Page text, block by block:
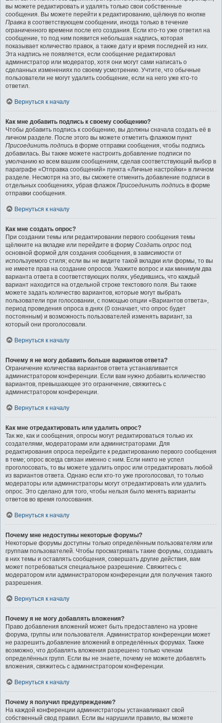
вы можете редактировать и удалять только свои собственные
сообщения. Вы можете перейти к редактированию, щёлкнув по кнопке
Правка в соответствующем сообщении, иногда только в течение
ограниченного времени после его создания. Если кто-то уже ответил на
сообщение, то под ним появится небольшая надпись, которая
показывает количество правок, а также дату и время последней из них.
Эта надпись не появляется, если сообщение редактировал
администратор или модератор, хотя они могут сами написать о
сделанных изменениях по своему усмотрению. Учтите, что обычные
пользователи не могут удалить сообщение, если на него уже кто-то
ответил.
Вернуться к началу
Как мне добавить подпись к своему сообщению?
Чтобы добавить подпись к сообщению, вы должны сначала создать её в
личном разделе. После этого вы можете отметить флажком пункт
Присоединить подпись в форме отправки сообщения, чтобы подпись
добавилась. Вы также можете настроить добавление подписи по
умолчанию ко всем вашим сообщениям, сделав соответствующий выбор в
параграфе «Отправка сообщений» пункта «Личные настройки» в личном
разделе. Несмотря на это, вы сможете отменить добавление подписи в
отдельных сообщениях, убрав флажок Присоединить подпись в форме
отправки сообщения.
Вернуться к началу
Как мне создать опрос?
При создании темы или редактировании первого сообщения темы
щёлкните на вкладке или перейдите в форму Создать опрос под
основной формой для создания сообщения, в зависимости от
используемого стиля; если вы не видите такой вкладки или формы, то вы
не имеете прав на создание опросов. Укажите вопрос и как минимум два
варианта ответа в соответствующих полях, убедившись, что каждый
вариант находится на отдельной строке текстового поля. Вы также
можете задать количество вариантов, которые могут выбрать
пользователи при голосовании, с помощью опции «Вариантов ответа»,
период проведения опроса в днях (0 означает, что опрос будет
постоянным) и возможность пользователей изменять вариант, за
который они проголосовали.
Вернуться к началу
Почему я не могу добавить больше вариантов ответа?
Ограничение количества вариантов ответа устанавливается
администратором конференции. Если вам нужно добавить количество
вариантов, превышающее это ограничение, свяжитесь с
администратором конференции.
Вернуться к началу
Как мне отредактировать или удалить опрос?
Так же, как и сообщения, опросы могут редактироваться только их
создателями, модераторами или администраторами. Для
редактирования опроса перейдите к редактированию первого сообщения
в теме; опрос всегда связан именно с ним. Если никто не успел
проголосовать, то вы можете удалить опрос или отредактировать любой
из вариантов ответа. Однако если кто-то уже проголосовал, то только
модераторы или администраторы могут отредактировать или удалить
опрос. Это сделано для того, чтобы нельзя было менять варианты
ответов во время голосования.
Вернуться к началу
Почему мне недоступны некоторые форумы?
Некоторые форумы доступны только определённым пользователям или
группам пользователей. Чтобы просматривать такие форумы, создавать
в них темы и оставлять сообщения, совершать другие действия, вам
может потребоваться специальное разрешение. Свяжитесь с
модератором или администратором конференции для получения такого
разрешения.
Вернуться к началу
Почему я не могу добавлять вложения?
Право добавления вложений может быть предоставлено на уровне
форума, группы или пользователя. Администратор конференции может
не разрешить добавление вложений в определённых форумах. Также
возможно, что добавлять вложения разрешено только членам
определённых групп. Если вы не знаете, почему не можете добавлять
вложения, свяжитесь с администратором конференции.
Вернуться к началу
Почему я получил предупреждение?
На каждой конференции администраторы устанавливают свой
собственный свод правил. Если вы нарушили правило, вы можете